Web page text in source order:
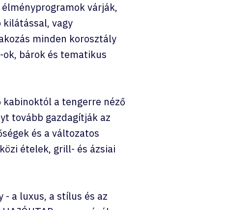
várják,
vagy
minden korosztály
bárok és tematikus
a tengerre néző
tovább gazdagítják az
és a változatos
ételek, grill- és ázsiai
- a luxus, a stílus és az